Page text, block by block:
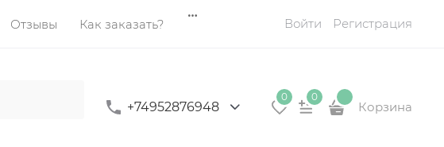
Отзывы Как заказать? Войти Регистрация
+74952876948
0 0
Корзина